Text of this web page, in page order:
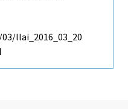
llai_2016_03_20